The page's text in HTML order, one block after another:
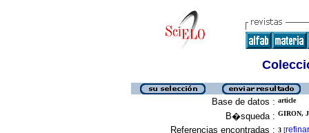
Base de datos : article
B�squeda : GIRON,
Referencias encontradas : 3 [refinar